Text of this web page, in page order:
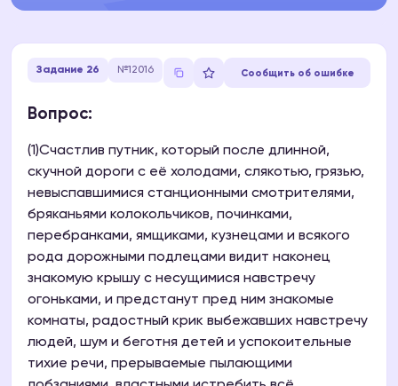
Задание 26 №12016 Сообщить об ошибке
Вопрос:
(1)Счастлив путник, который после длинной,
скучной дороги с её холодами, слякотью, грязью,
невыспавшимися станционными смотрителями,
бряканьями колокольчиков, починками,
перебранками, ямщиками, кузнецами и всякого
рода дорожными подлецами видит наконец
знакомую крышу с несущимися навстречу
огоньками, и предстанут пред ним знакомые
комнаты, радостный крик выбежавших навстречу
людей, шум и беготня детей и успокоительные
тихие речи, прерываемые пылающими